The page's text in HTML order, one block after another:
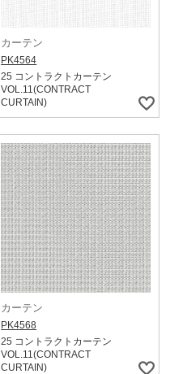
カーテン
PK4564
25 コントラクトカーテン
VOL.11(CONTRACT
CURTAIN)
カーテン
PK4568
25 コントラクトカーテン
VOL.11(CONTRACT
CURTAIN)